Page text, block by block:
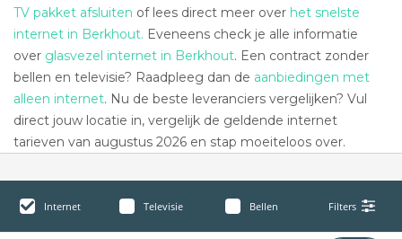
TV pakket afsluiten of lees direct meer over het snelste
internet in Berkhout. Eveneens check je alle informatie
over glasvezel internet in Berkhout. Een contract zonder
bellen en televisie? Raadpleeg dan de aanbiedingen met
alleen internet. Nu de beste leveranciers vergelijken? Vul
direct jouw locatie in, vergelijk de geldende internet
tarieven van augustus 2026 en stap moeiteloos over.
Internet Televisie Bellen Filters